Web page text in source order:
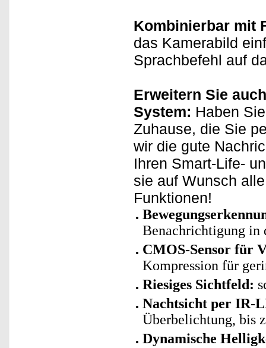
Kombinierbar mit
das Kamerabild
Sprachbefehl auf
Erweitern Sie
System: Haben
Zuhause, die Sie
wir die gute
Ihren Smart-Life-
sie auf Wunsch
Funktionen!
Benachrichtigung in
CMOS-Sensor für
Kompression für
Riesiges Sichtfeld:
Nachtsicht per IR-
Überbelichtung, bis
Dynamische